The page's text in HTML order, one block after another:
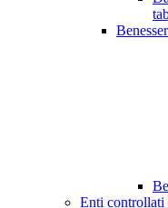
Enti controllati